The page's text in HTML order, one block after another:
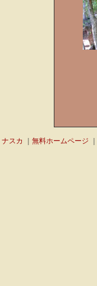
ナスカ 無料ホームページ